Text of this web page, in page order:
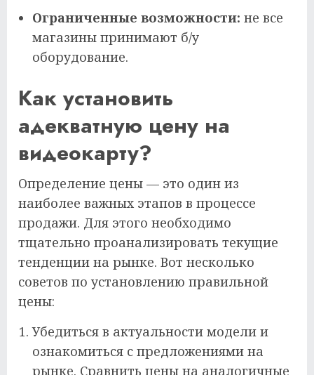
Ограниченные возможности: не все
магазины принимают б/у
оборудование.
Как установить
адекватную цену на
видеокарту?
Определение цены — это один из
наиболее важных этапов в процессе
продажи. Для этого необходимо
тщательно проанализировать текущие
тенденции на рынке. Вот несколько
советов по установлению правильной
цены:
Убедиться в актуальности модели и
ознакомиться с предложениями на
рынке. Сравнить цены на аналогичные